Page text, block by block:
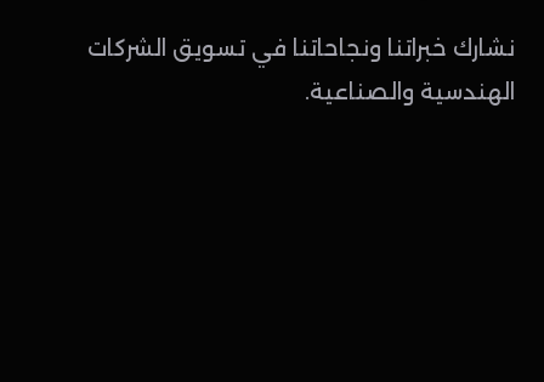
نشارك خبراتنا ونجاحاتنا في تسويق الشركات
الهندسية والصناعية.